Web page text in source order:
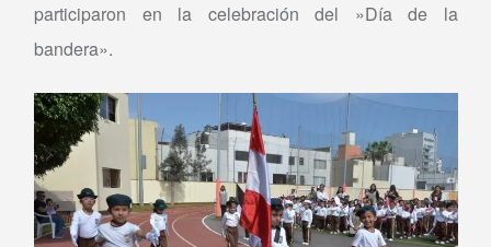
participaron en la celebración del »Día de la
bandera».